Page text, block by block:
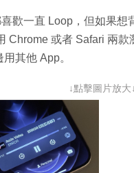
歡一直 Loop，但如果想
Chrome 或者 Safari 兩
其他 App。
↓點擊圖片放大↓